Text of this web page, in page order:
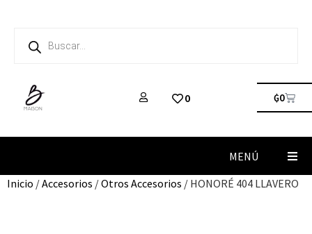
0 ₲0
MENÚ
Inicio /Accesorios /Otros Accesorios / HONORÉ 404 LLAVERO